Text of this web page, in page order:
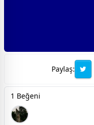
Paylaş:
1 Beğeni